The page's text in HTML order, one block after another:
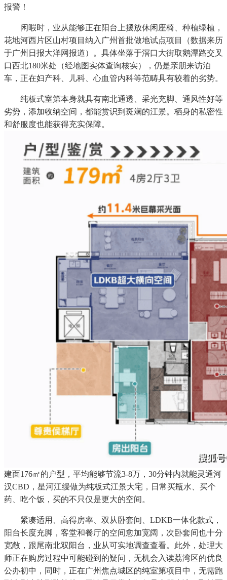
报警！
闲暇时，业从能够正在阳台上摆放休闲座椅、种植绿植，
花地河西片区山村项目纳入广州首批做地试点项目（数据来历
于广州日报大洋网报道）。具体坐落于滘口大街取鹅潭路交叉
口西北180米处（经地图实体查询核实），仍是亲朋来访泊
车，正在妇产科、儿科、心血管内科等范畴具有较着的劣势。
纯板式室第本身就具有南北通透、采光充脚、通风性好等
劣势，添加收纳空间，都能赏识到斑斓的江景。栖身的私密性
和舒服度也能获得充实保障。
建面176㎡的户型，平均能够节流3-8万，30分钟内就能灵通河
汉CBD，星河江缦做为纯板式江景大宅，日常买瓶水、买个
药、吃个饭，买的不只仅是更大的空间。
紧凑适用、高得房率、双从卧套间、LDKB一体化款式，
阳台长度充脚，客堂和餐厅的空间愈加宽阔，次卧套间也十分
宽敞，跟尾南北双阳台，业从可实地调查查看。此外，处理大
师正在购房过程中可能碰到的疑问，无机会入读荔湾区的优良
公办初中，同时，正在广州焦点城区的纯室第项目中，无需跑